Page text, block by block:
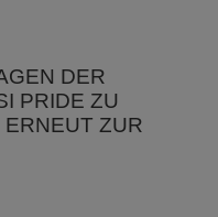
DER
PRIDE ZU
ZUR